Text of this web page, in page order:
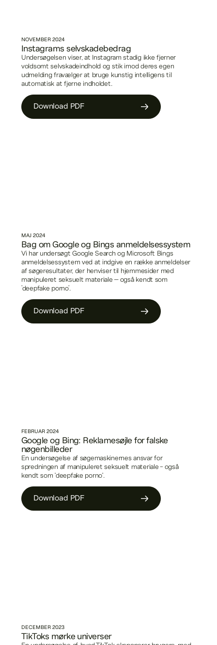
NOVEMBER 2024
Instagrams selvskadebedrag
Undersøgelsen viser, at Instagram stadig ikke fjerner
voldsomt selvskadeindhold og stik imod deres egen
udmelding fravælger at bruge kunstig intelligens til
automatisk at fjerne indholdet.
Download PDF
MAJ 2024
Bag om Google og Bings anmeldelsessystem
Vi har undersøgt Google Search og Microsoft Bings
anmeldelsessystem ved at indgive en række anmeldelser
af søgeresultater, der henviser til hjemmesider med
manipuleret seksuelt materiale – også kendt som
’deepfake porno’.
Download PDF
FEBRUAR 2024
Google og Bing: Reklamesøjle for falske
nøgenbilleder
En undersøgelse af søgemaskinernes ansvar for
spredningen af manipuleret seksuelt materiale - også
kendt som 'deepfake porno'.
Download PDF
DECEMBER 2023
TikToks mørke universer